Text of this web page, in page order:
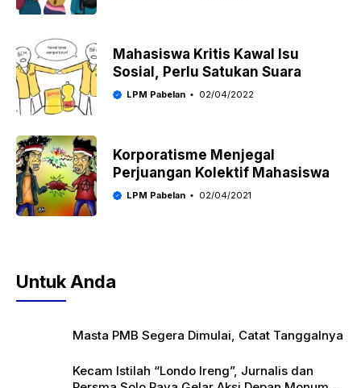
Mahasiswa Kritis Kawal Isu
Sosial, Perlu Satukan Suara
LPM Pabelan 02/04/2022
Korporatisme Menjegal
Perjuangan Kolektif Mahasiswa
LPM Pabelan 02/04/2021
Untuk Anda
Masta PMB Segera Dimulai, Catat Tanggalnya
Kecam Istilah “Londo Ireng”, Jurnalis dan